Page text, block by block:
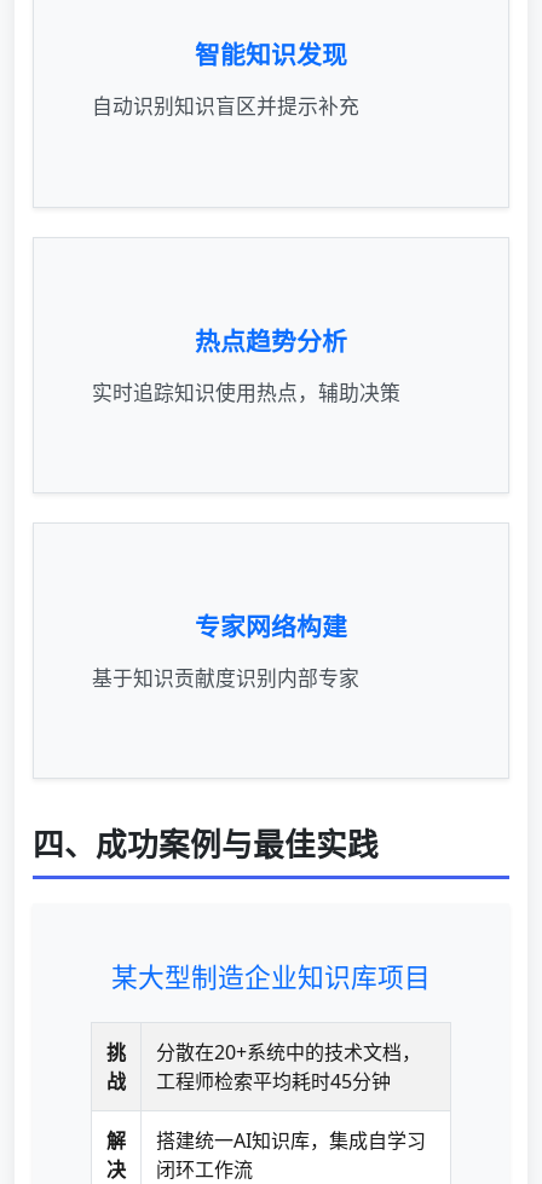
智能知识发现
自动识别知识盲区并提示补充
热点趋势分析
实时追踪知识使用热点，辅助决策
专家网络构建
基于知识贡献度识别内部专家
四、成功案例与最佳实践
某大型制造企业知识库项目
挑
战
分散在20+系统中的技术文档，
工程师检索平均耗时45分钟
解
决
搭建统一AI知识库，集成自学习
闭环工作流